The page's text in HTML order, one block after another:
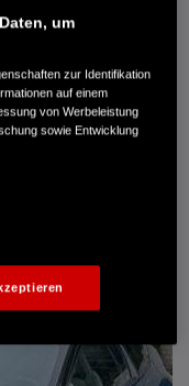
um
zur Identifikation
auf einem
von Werbeleistung
sowie Entwicklung